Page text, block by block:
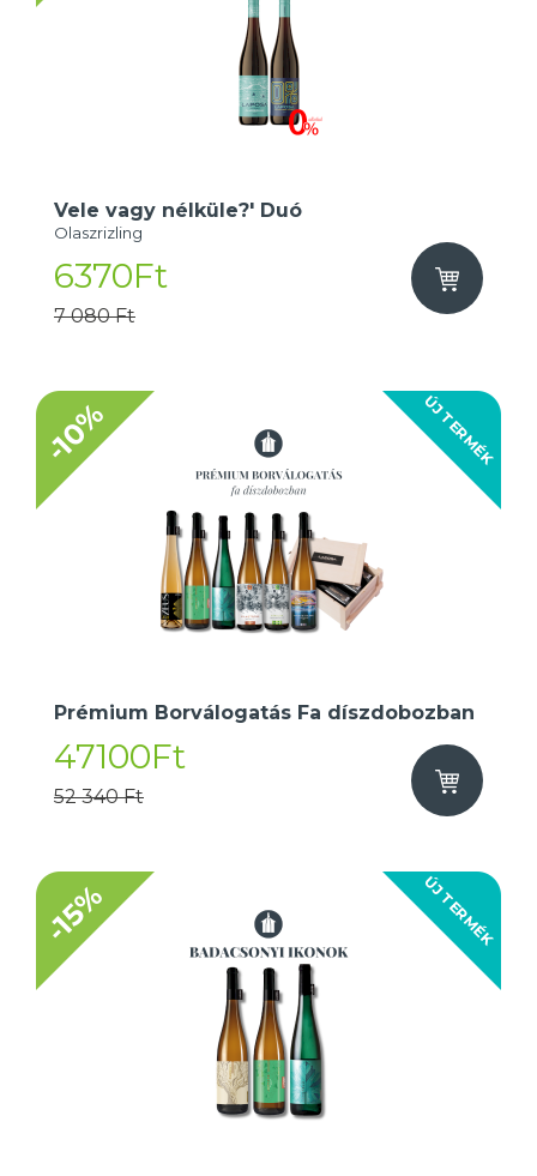
Vele vagy nélküle?' Duó
Olaszrizling
6370Ft
7 080 Ft
ÚJ TERMÉK
-10%
Prémium Borválogatás Fa díszdobozban
47100Ft
52 340 Ft
ÚJ TERMÉK
-15%